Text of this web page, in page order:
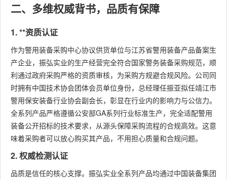
二、多维权威背书，品质有保障
1. **资质认证
作为警用装备采购中心协议供货单位与江苏省警用装备产品备案生
产企业，振弘实业的生产经营完全符合国家警务装备采购规范，顺
利通过政府采购严格的资质审核，为采购方规避合规风险。公司同
时拥有中国技术协会团体会员单位身份，总经理任振亚拟任靖江市
警用保安装备行业协会副会长，彰显在行业内的影响力与公信力。
全系列产品严格遵循公安部GA系列行业标准生产，完全适配警用
装备公开招标的技术要求，从源头保障采购流程的合规高效。这意
味着采购者可以放心购买其产品，不用担心质量和合规问题。
2. 权威检测认证
品质是信任的核心支撑。振弘实业全系列产品均通过中国装备集团